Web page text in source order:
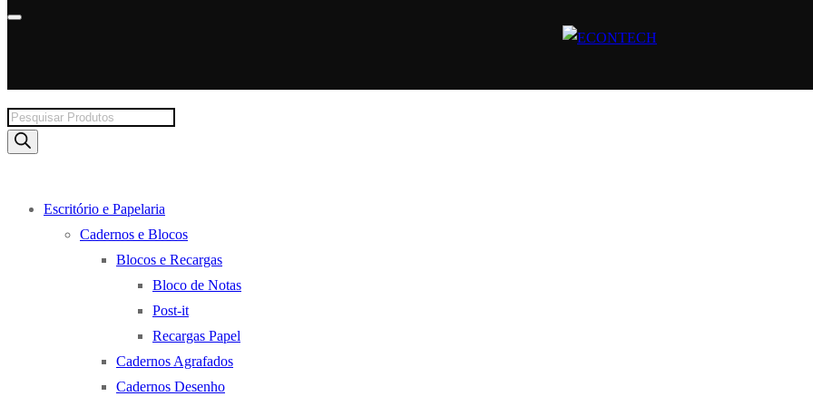
Products
search
Escritório e Papelaria
Cadernos e Blocos
Blocos e Recargas
Bloco de Notas
Post-it
Recargas Papel
Cadernos Agrafados
Cadernos Desenho